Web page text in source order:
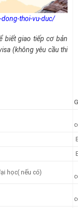
thoi-vu-duc/
biết giao tiếp cơ bản
(không yêu cầu thi
học( nếu có)